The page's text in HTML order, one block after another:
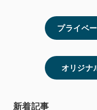
プライベ
オリジナ
新着記事